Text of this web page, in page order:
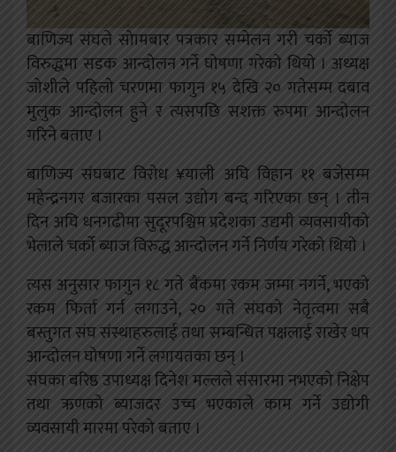
बाणिज्य संघले सोामबार पत्रकार सम्मेलन गरी चर्को ब्याज
विरुद्धमा सडक आन्दोलन गर्ने घोषणा गरेको थियो । अध्यक्ष
जोशीले पहिलो चरणमा फागुन १५ देखि २० गतेसम्म दबाव
मुलुक आन्दोलन हुने र त्यसपछि सशक्त रुपमा आन्दोलन
गरिने बताए ।
बाणिज्य संघबाट विरोध ¥याली अघि विहान ११ बजेसम्म
महेन्द्रनगर बजारका पसल उद्योग बन्द गरिएका छन् । तीन
दिन अघि धनगढीमा सुदूरपश्चिम प्रदेशका उद्यमी व्यवसायीको
भेलाले चर्को ब्याज विरुद्ध आन्दोलन गर्ने निर्णय गरेको थियो ।
त्यस अनुसार फागुन १८ गते बैंकमा रकम जम्मा नगर्ने, भएको
रकम फिर्ता गर्न लगाउने, २० गते संघको नेतृत्वमा सबै
बस्तुगत संघ संस्थाहरुलाई तथा सम्बन्धित पक्षलाई राखेर थप
आन्दोलन घोषणा गर्ने लगायतका छन् ।
संघका बरिष्ठ उपाध्यक्ष दिनेश मल्लले संसारमा नभएको निक्षेप
तथा ऋणको ब्याजदर उच्च भएकाले काम गर्ने उद्योगी
व्यवसायी मारमा परेको बताए ।